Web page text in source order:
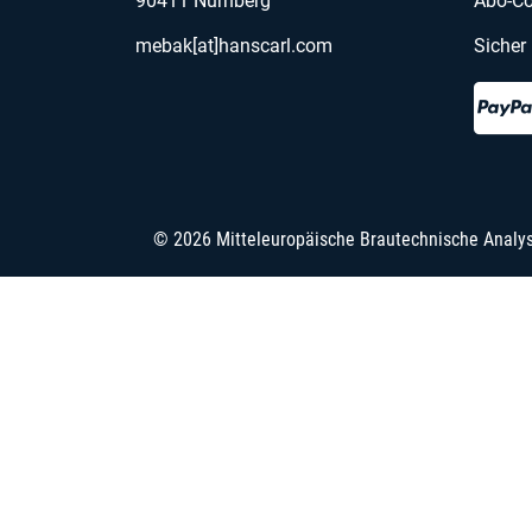
mebak[at]hanscarl.com
Sicher
© 2026 Mitteleuropäische Brautechnische